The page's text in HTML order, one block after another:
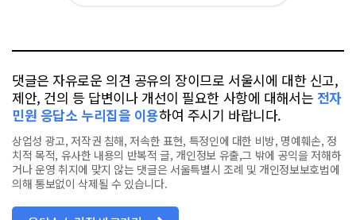
댓글은 자유로운 의견 공유의 장이므로 서울시에 대한 신고,
제안, 건의 등 답변이나 개선이 필요한 사항에 대해서는 전자
민원 응답소 누리집을 이용하여 주시기 바랍니다.
상업성 광고, 저작권 침해, 저속한 표현, 특정인에 대한 비방, 명예훼손, 정
치적 목적, 유사한 내용의 반복적 글, 개인정보 유출,그 밖에 공익을 저해하
거나 운영 취지에 맞지 않는 댓글은 서울특별시 조례 및 개인정보보호법에
의해 통보없이 삭제될 수 있습니다.